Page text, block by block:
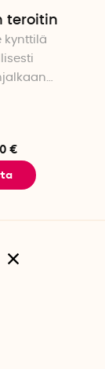
teroitin
kynttilä
€